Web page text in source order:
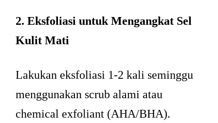
2. Eksfoliasi untuk Mengangkat Sel
Kulit Mati
Lakukan eksfoliasi 1-2 kali seminggu
menggunakan scrub alami atau
chemical exfoliant (AHA/BHA).